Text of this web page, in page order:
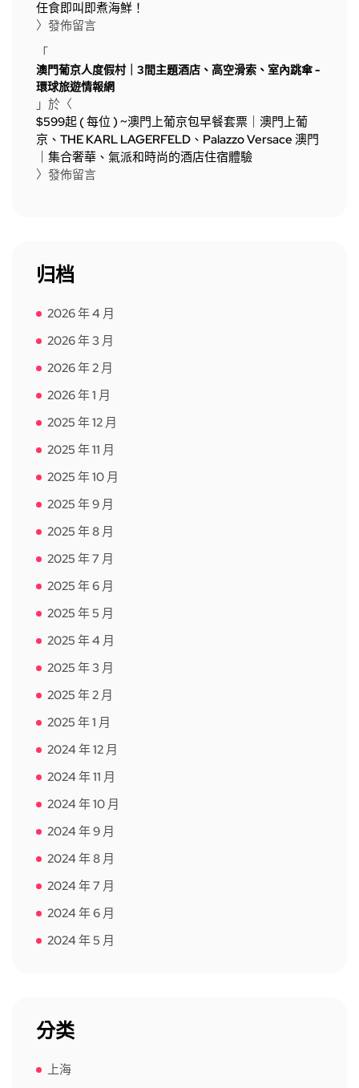
任食即叫即煮海鮮！
〉發佈留言
「
澳門葡京人度假村｜3間主題酒店、高空滑索、室內跳傘 -
環球旅遊情報網
」於〈
$599起 ( 每位 ) ~澳門上葡京包早餐套票｜澳門上葡
京、THE KARL LAGERFELD、Palazzo Versace 澳門
｜集合奢華、氣派和時尚的酒店住宿體驗
〉發佈留言
归档
2026 年 4 月
2026 年 3 月
2026 年 2 月
2026 年 1 月
2025 年 12 月
2025 年 11 月
2025 年 10 月
2025 年 9 月
2025 年 8 月
2025 年 7 月
2025 年 6 月
2025 年 5 月
2025 年 4 月
2025 年 3 月
2025 年 2 月
2025 年 1 月
2024 年 12 月
2024 年 11 月
2024 年 10 月
2024 年 9 月
2024 年 8 月
2024 年 7 月
2024 年 6 月
2024 年 5 月
分类
上海